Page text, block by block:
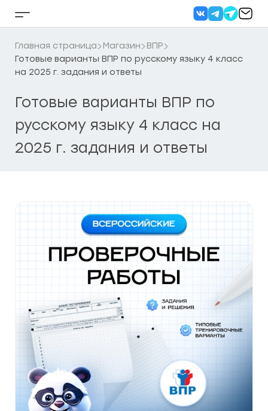
Кнопка
бокового
меню
Главная страница Магазин
ВПР
Готовые варианты ВПР по русскому языку 4 класс
на 2025 г. задания и ответы
Готовые варианты ВПР по
русскому языку 4 класс на
2025 г. задания и ответы